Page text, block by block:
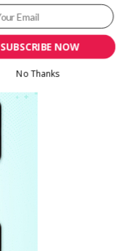
SUBSCRIBE NOW
No Thanks